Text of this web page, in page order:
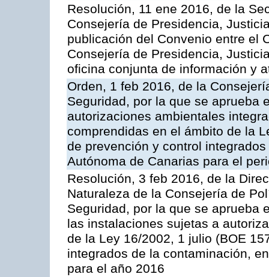
Resolución, 11 ene 2016, de la
Consejería de Presidencia,
publicación del Convenio entre el
Consejería de Presidencia,
oficina conjunta de información y
Orden, 1 feb 2016, de la
Seguridad, por la que se aprueba
autorizaciones ambientales
comprendidas en el ámbito de la
de prevención y control
Autónoma de Canarias para el
Resolución, 3 feb 2016, de la
Naturaleza de la Consejería de
Seguridad, por la que se aprueba
las instalaciones sujetas a
de la Ley 16/2002, 1 julio (BOE
integrados de la contaminación,
para el año 2016